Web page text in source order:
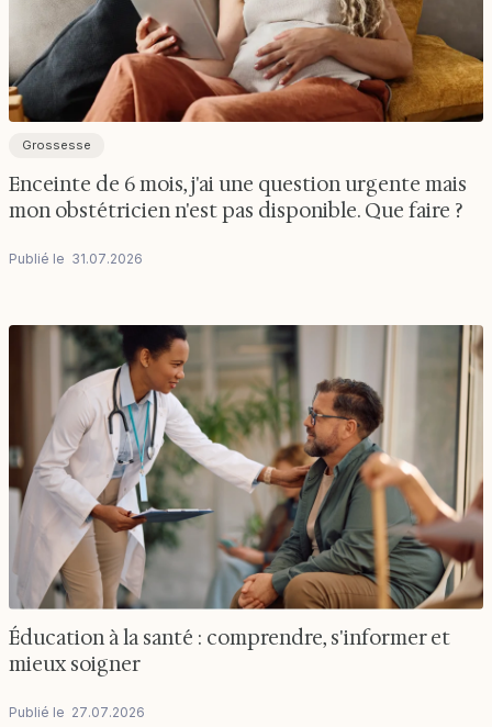
Grossesse
Enceinte de 6 mois, j'ai une question urgente mais
mon obstétricien n'est pas disponible. Que faire ?
Publié le 31.07.2026
Éducation à la santé : comprendre, s'informer et
mieux soigner
Publié le 27.07.2026